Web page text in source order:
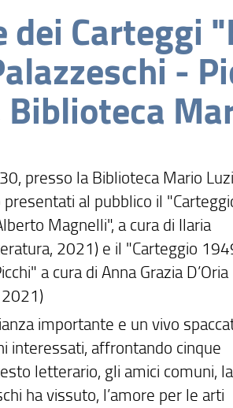
dei Carteggi
-
presso la Biblioteca Mario Luzi
al pubblico il
Magnelli", a cura di Ilaria
2021) e il "Carteggio
a cura di Anna Grazia D’Oria
importante e un vivo
interessati, affrontando cinque
letterario, gli amici comuni, la
ha vissuto, l’amore per le arti